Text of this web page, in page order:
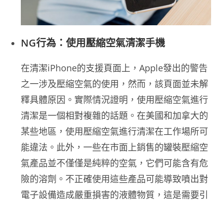
NG行為：使用壓縮空氣清潔手機
在清潔iPhone的支援頁面上，Apple發出的警告
之一涉及壓縮空氣的使用，然而，該頁面並未解
釋具體原因。實際情況證明，使用壓縮空氣進行
清潔是一個相對複雜的話題。在美國和加拿大的
某些地區，使用壓縮空氣進行清潔在工作場所可
能違法。此外，一些在市面上銷售的罐裝壓縮空
氣產品並不僅僅是純粹的空氣，它們可能含有危
險的溶劑。不正確使用這些產品可能導致噴出對
電子設備造成嚴重損害的液體物質，這是需要引